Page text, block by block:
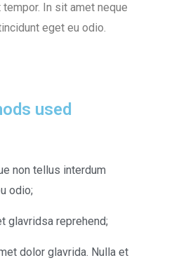
In sit amet neque
eget eu odio.
used
non tellus interdum
odio;
glavridsa reprehend;
dolor glavrida. Nulla et